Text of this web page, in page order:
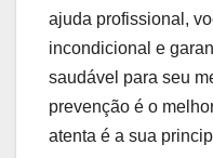
ajuda profissional,
incondicional e
saudável para seu
prevenção é o
atenta é a sua